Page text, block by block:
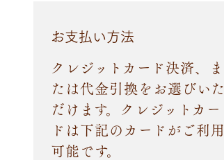
お支払い方法
クレジットカード決済、ま
たは代金引換をお選びいた
だけます。クレジットカー
ドは下記のカードがご利用
可能です。